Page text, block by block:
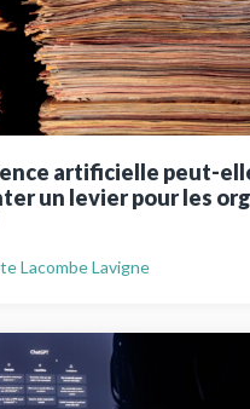
artificielle peut-
un levier pour les
Lacombe Lavigne